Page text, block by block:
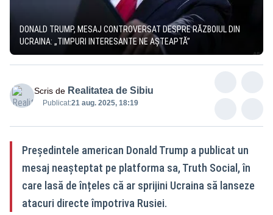
DONALD TRUMP, MESAJ CONTROVERSAT DESPRE RĂZBOIUL DIN
UCRAINA: „TIMPURI INTERESANTE NE AȘTEAPTĂ”
Scris de Realitatea de Sibiu
Publicat:21 aug. 2025, 18:19
Președintele american Donald Trump a publicat un
mesaj neașteptat pe platforma sa, Truth Social, în
care lasă de înțeles că ar sprijini Ucraina să lanseze
atacuri directe împotriva Rusiei.